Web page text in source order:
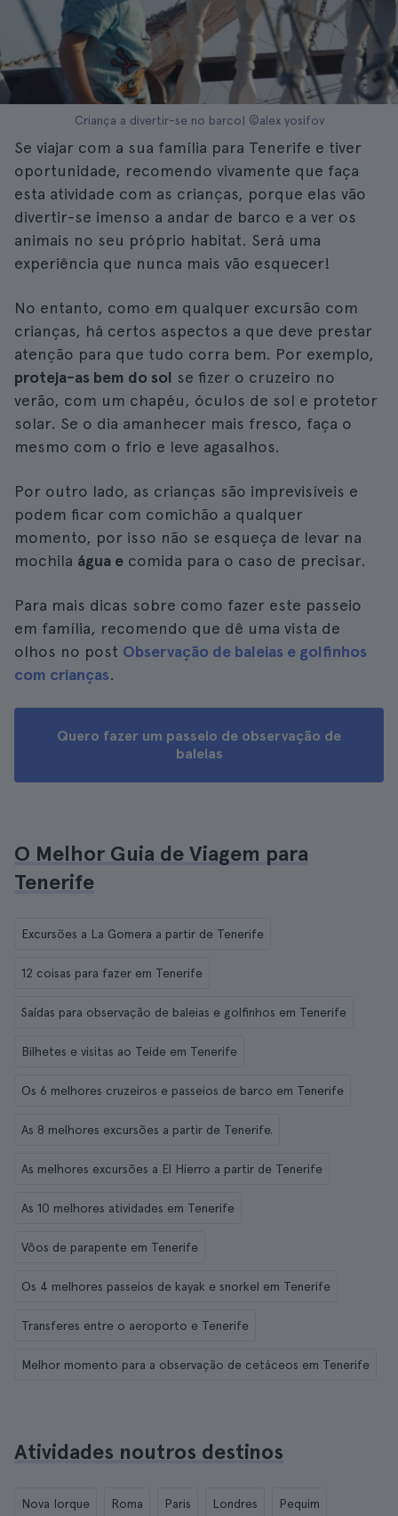
Criança a divertir-se no barco| ©alex yosifov
Se viajar com a sua família para Tenerife e tiver
oportunidade, recomendo vivamente que faça
esta atividade com as crianças, porque elas vão
divertir-se imenso a andar de barco e a ver os
animais no seu próprio habitat. Será uma
experiência que nunca mais vão esquecer!
No entanto, como em qualquer excursão com
crianças, há certos aspectos a que deve prestar
atenção para que tudo corra bem. Por exemplo,
proteja-as bem do sol se fizer o cruzeiro no
verão, com um chapéu, óculos de sol e protetor
solar. Se o dia amanhecer mais fresco, faça o
mesmo com o frio e leve agasalhos.
Por outro lado, as crianças são imprevisíveis e
podem ficar com comichão a qualquer
momento, por isso não se esqueça de levar na
mochila água e comida para o caso de precisar.
Para mais dicas sobre como fazer este passeio
em família, recomendo que dê uma vista de
olhos no post Observação de baleias e golfinhos
com crianças.
Quero fazer um passeio de observação de
baleias
O Melhor Guia de Viagem para
Tenerife
Excursões a La Gomera a partir de Tenerife
12 coisas para fazer em Tenerife
Saídas para observação de baleias e golfinhos em Tenerife
Bilhetes e visitas ao Teide em Tenerife
Os 6 melhores cruzeiros e passeios de barco em Tenerife
As 8 melhores excursões a partir de Tenerife.
As melhores excursões a El Hierro a partir de Tenerife
As 10 melhores atividades em Tenerife
Vôos de parapente em Tenerife
Os 4 melhores passeios de kayak e snorkel em Tenerife
Transferes entre o aeroporto e Tenerife
Melhor momento para a observação de cetáceos em Tenerife
Atividades noutros destinos
Nova Iorque Roma Paris Londres Pequim